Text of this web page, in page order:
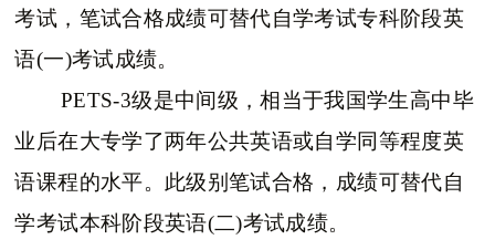
考试，笔试合格成绩可替代自学考试专科阶段英
语(一)考试成绩。
PETS-3级是中间级，相当于我国学生高中毕
业后在大专学了两年公共英语或自学同等程度英
语课程的水平。此级别笔试合格，成绩可替代自
学考试本科阶段英语(二)考试成绩。